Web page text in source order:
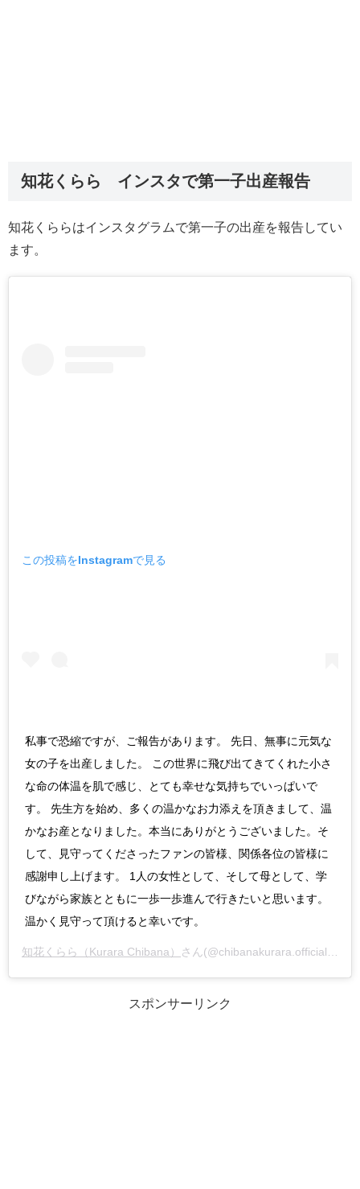
知花くらら インスタで第一子出産報告
知花くららはインスタグラムで第一子の出産を報告してい
ます。
この投稿をInstagramで見る
私事で恐縮ですが、ご報告があります。 先日、無事に元気な
女の子を出産しました。 この世界に飛び出てきてくれた小さ
な命の体温を肌で感じ、とても幸せな気持ちでいっぱいで
す。 先生方を始め、多くの温かなお力添えを頂きまして、温
かなお産となりました。本当にありがとうございました。そ
して、見守ってくださったファンの皆様、関係各位の皆様に
感謝申し上げます。 1人の女性として、そして母として、学
びながら家族とともに一歩一歩進んで行きたいと思います。
温かく見守って頂けると幸いです。
知花くらら（Kurara Chibana） さん(@chibanakurara.official)がシェアした投稿 –
スポンサーリンク